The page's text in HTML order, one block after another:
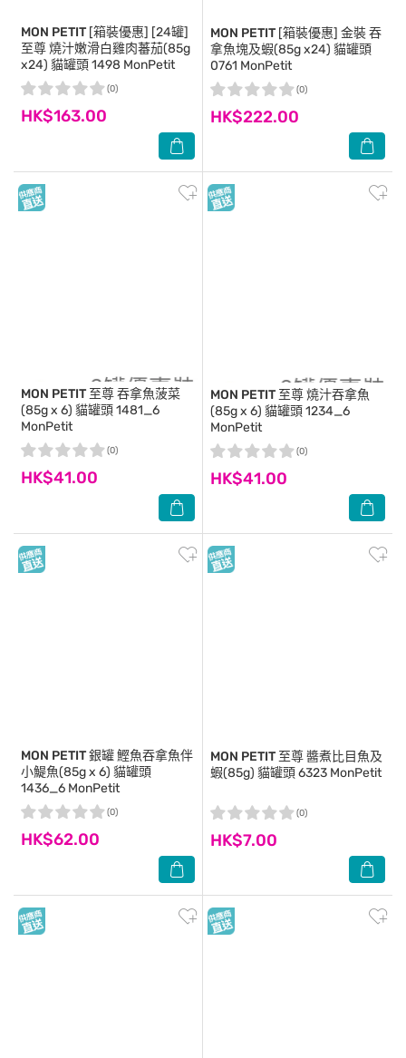
MON PETIT [箱裝優惠] [24罐]
至尊 燒汁嫩滑白雞肉蕃茄(85g
x24) 貓罐頭 1498 MonPetit
HK$163.00
(0)
MON PETIT [箱裝優惠] 金裝 吞
拿魚塊及蝦(85g x24) 貓罐頭
0761 MonPetit
HK$222.00
(0)
MON PETIT 至尊 吞拿魚菠菜
(85g x 6) 貓罐頭 1481_6
MonPetit
HK$41.00
(0)
MON PETIT 至尊 燒汁吞拿魚
(85g x 6) 貓罐頭 1234_6
MonPetit
HK$41.00
(0)
MON PETIT銀罐 鰹魚吞拿魚伴
小鯷魚(85g x 6) 貓罐頭
1436_6 MonPetit
HK$62.00
(0)
MON PETIT 至尊 醬煮比目魚及
蝦(85g) 貓罐頭 6323 MonPetit
HK$7.00
(0)